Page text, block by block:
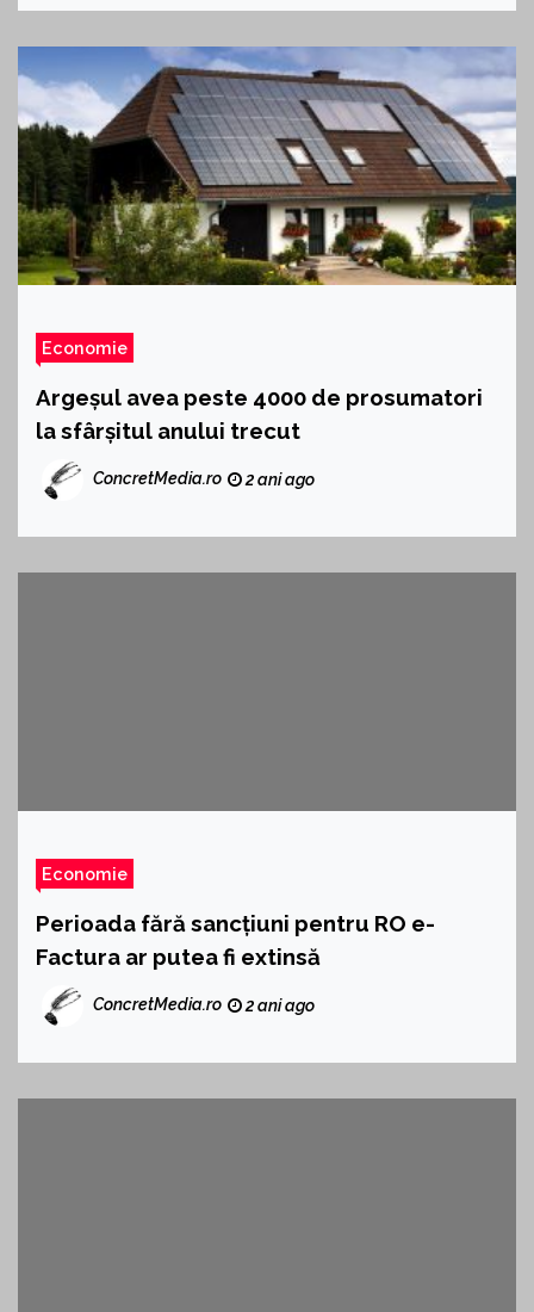
Economie
Argeșul avea peste 4000 de prosumatori
la sfârșitul anului trecut
ConcretMedia.ro 2 ani ago
Economie
Perioada fără sancțiuni pentru RO e-
Factura ar putea fi extinsă
ConcretMedia.ro 2 ani ago